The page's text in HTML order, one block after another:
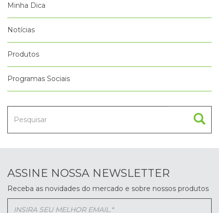
Minha Dica
Notícias
Produtos
Programas Sociais
ASSINE NOSSA NEWSLETTER
Receba as novidades do mercado e sobre nossos produtos